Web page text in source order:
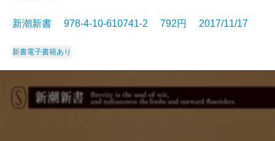
新潮新書 978-4-10-610741-2 792円 2017/11/17
新書電子書籍あり